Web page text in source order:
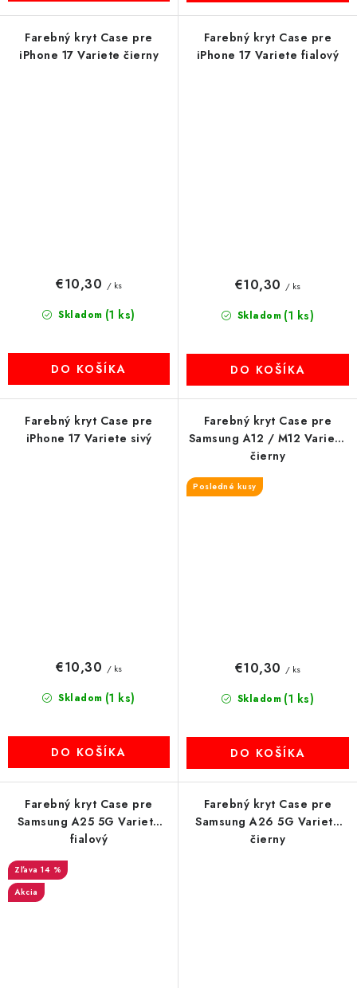
Farebný kryt Case pre
iPhone 17 Variete čierny
Skladom (1 ks)
€10,30 / ks
DO KOŠÍKA
Farebný kryt Case pre
iPhone 17 Variete fialový
Skladom (1 ks)
€10,30 / ks
DO KOŠÍKA
Farebný kryt Case pre
iPhone 17 Variete sivý
Skladom (1 ks)
€10,30 / ks
DO KOŠÍKA
Farebný kryt Case pre
Samsung A12 / M12 Variete
čierny
Posledné kusy
Skladom (1 ks)
€10,30 / ks
DO KOŠÍKA
Farebný kryt Case pre
Samsung A25 5G Variete
fialový
14 %
Akcia
Farebný kryt Case pre
Samsung A26 5G Variete
čierny